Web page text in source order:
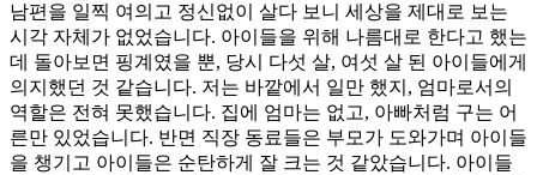
남편을 일찍 여의고 정신없이 살다 보니 세상을 제대로 보는
시각 자체가 없었습니다. 아이들을 위해 나름대로 한다고 했는
데 돌아보면 핑계였을 뿐, 당시 다섯 살, 여섯 살 된 아이들에게
의지했던 것 같습니다. 저는 바깥에서 일만 했지, 엄마로서의
역할은 전혀 못했습니다. 집에 엄마는 없고, 아빠처럼 구는 어
른만 있었습니다. 반면 직장 동료들은 부모가 도와가며 아이들
을 챙기고 아이들은 순탄하게 잘 크는 것 같았습니다. 아이들